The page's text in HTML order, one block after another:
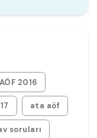
AÖF 2016
ata aöf
soruları